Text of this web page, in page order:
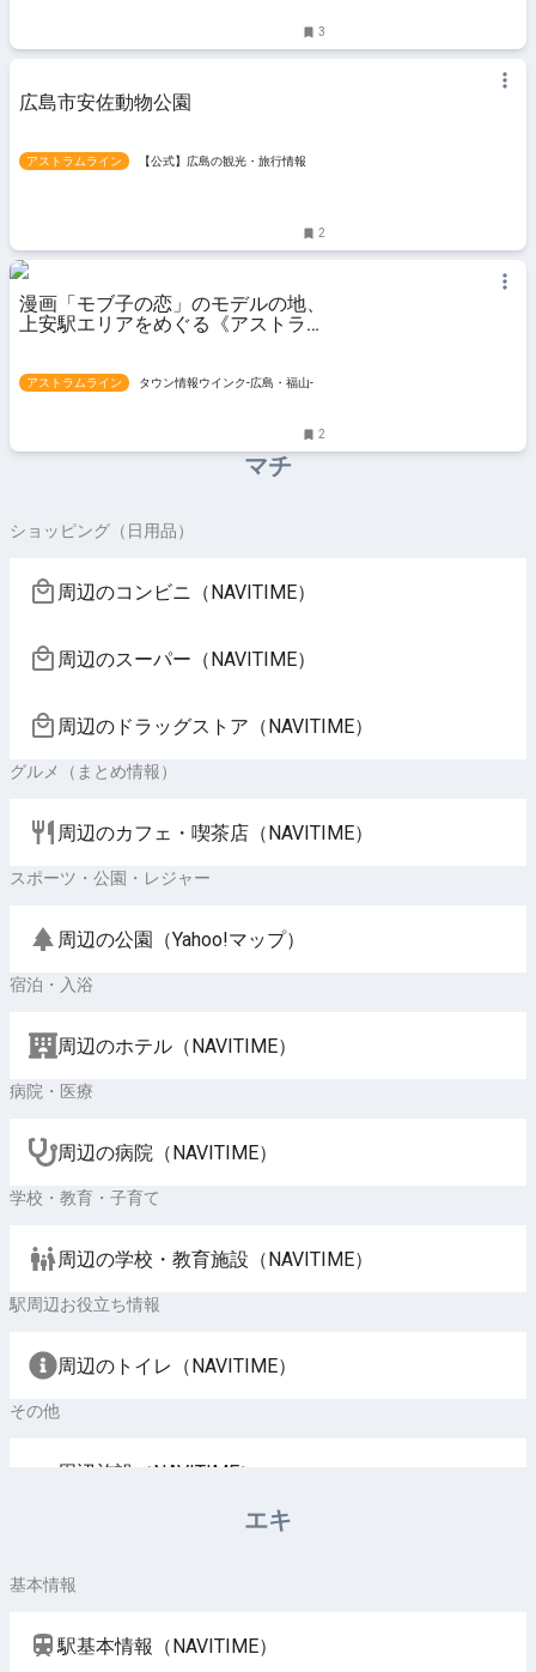
3
広島市安佐動物公園
アストラムライン
【公式】広島の観光・旅行情報サ
2
漫画「モブ子の恋」のモデルの地、
上安駅エリアをめぐる《アストラム
アストラムライン タウン情報ウインク-広島・福山-
2
マチ
ショッピング（日用品）
周辺のコンビニ（NAVITIME）
周辺のスーパー（NAVITIME）
周辺のドラッグストア（NAVITIME）
グルメ（まとめ情報）
周辺のカフェ・喫茶店（NAVITIME）
スポーツ・公園・レジャー
周辺の公園（Yahoo!マップ）
宿泊・入浴
周辺のホテル（NAVITIME）
病院・医療
周辺の病院（NAVITIME）
学校・教育・子育て
周辺の学校・教育施設（NAVITIME）
駅周辺お役立ち情報
周辺のトイレ（NAVITIME）
その他
周辺施設（NAVITIME）
エキ
基本情報
駅基本情報（NAVITIME）